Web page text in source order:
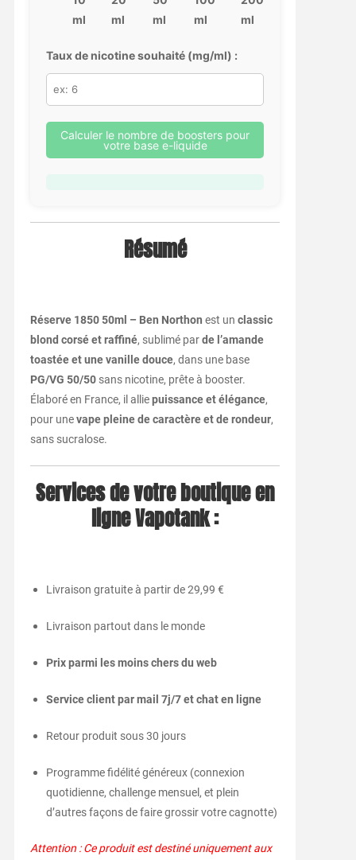
ml
ml
ml
ml
ml
Taux de nicotine souhaité (mg/ml) :
Calculer le nombre de boosters pour
votre base e-liquide
Résumé
Réserve 1850 50ml – Ben Northon est un classic
blond corsé et raffiné, sublimé parde l’amande
toastée et une vanille douce, dans une base
PG/VG 50/50sans nicotine, prête à booster.
Élaboré en France, il alliepuissance et élégance,
pour unevape pleine de caractère et de rondeur,
sans sucralose.
Services de votre boutique en
ligne Vapotank :
Livraison gratuite à partir de 29,99 €
Livraison partout dans le monde
Prix parmi les moins chers du web
Service client par mail 7j/7 et chat en ligne
Retour produit sous 30 jours
Programme fidélité généreux (connexion
quotidienne, challenge mensuel, et plein
d’autres façons de faire grossir votre cagnotte)
Attention : Ce produit est destiné uniquement aux